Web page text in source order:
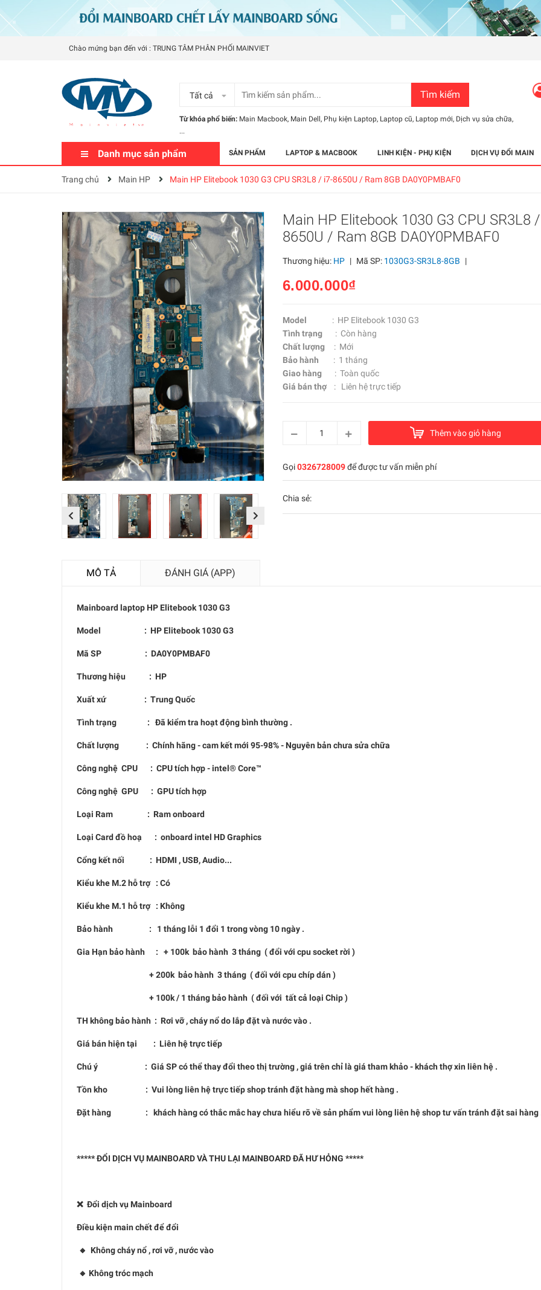
Chào mứng bạn đến với : TRUNG TÂM PHÂN PHỐI MAINVIET
Tất cả Tìm kiếm
Từ khóa phổ biến: Main Macbook, Main Dell, Phụ kiện Laptop, Laptop cũ, Laptop mới, Dịch vụ sửa chữa,
...
Danh mục sản phẩm SẢN PHẨM LAPTOP & MACBOOK LINH KIỆN - PHỤ KIỆN DỊCH VỤ ĐỔI MAIN
Trang chủ Main HP Main HP Elitebook 1030 G3 CPU SR3L8 / i7-8650U / Ram 8GB DA0Y0PMBAF0
Previous Next
Main HP Elitebook 1030 G3 CPU SR3L8
8650U / Ram 8GB DA0Y0PMBAF0
Thương hiệu: HP | Mã SP: 1030G3-SR3L8-8GB |
6.000.000₫
Model : HP Elitebook 1030 G3
Tình trạng
: Còn hàng
Chất lượng: Mới
Bảo hành
: 1 tháng
Giao hàng: Toàn quốc
Giá bán thợ : Liên hệ trực tiếp
Thêm vào giỏ hàng
Gọi0326728009để được tư vấn miễn phí
Chia sẻ:
MÔ TẢ ĐÁNH GIÁ (APP)
Mainboard laptop HP Elitebook 1030 G3
Model : HP Elitebook 1030 G3
Mã SP : DA0Y0PMBAF0
Thương hiệu : HP
Xuất xứ : Trung Quốc
Tình trạng : Đã kiểm tra hoạt động bình thường .
Chất lượng : Chính hãng - cam kết mới 95-98% - Nguyên bản chưa sửa chữa
Công nghệ CPU : CPU tích hợp - intel® Core™
Công nghệ GPU : GPU tích hợp
Loại Ram : Ram onboard
Loại Card đồ hoạ : onboard intel HD Graphics
Cổng kết nối : HDMI , USB, Audio...
Kiểu khe M.2 hỗ trợ : Có
Kiểu khe M.1 hỗ trợ : Không
Bảo hành : 1 tháng lỗi 1 đổi 1 trong vòng 10 ngày .
Gia Hạn bảo hành : + 100k bảo hành 3 tháng ( đổi với cpu socket rời )
+ 200k bảo hành 3 tháng ( đối với cpu chíp dán )
+ 100k / 1 tháng bảo hành ( đối với tất cả loại Chip )
TH không bảo hành : Rơi vỡ , cháy nổ do lắp đặt và nước vào .
Giá bán hiện tại : Liên hệ trực tiếp
Chú ý : Giá SP có thể thay đổi theo thị trường , giá trên chỉ là giá tham khảo - khách thợ xin liên hệ .
Tồn kho : Vui lòng liên hệ trực tiếp shop tránh đặt hàng mà shop hết hàng .
Đặt hàng : khách hàng có thắc mắc hay chưa hiểu rõ về sản phẩm vui lòng liên hệ shop tư vấn tránh đặt sai hàng
***** ĐỔI DỊCH VỤ MAINBOARD VÀ THU LẠI MAINBOARD ĐÃ HƯ HỎNG *****
❌ Đổi dịch vụ Mainboard
Điều kiện main chết để đổi
🔸 Không cháy nổ , rơi vỡ , nước vào
🔸 Không tróc mạch